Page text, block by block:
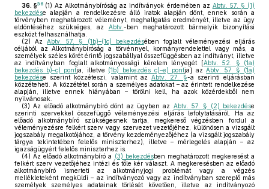
36. §36 (1) Az Alkotmánybíróság az indítványok érdemében az Abtv. 57. § (1)
bekezdése alapján a rendelkezésre álló iratok alapján dönt, ennek során a
törvényben meghatározott véleményt, meghallgatás eredményét, illetve az ügy
eldöntéséhez szükséges, az Abtv. -ben meghatározott bármelyik bizonyítási
eszközt felhasználhatja.
(2) AzAbtv. 57. § (1b)–(1c) bekezdésében foglalt véleményezési eljárás
céljából az Alkotmánybíróság a törvénnyel, kormányrendelettel vagy más, a
személyek széles körét érintő jogszabállyal összefüggésben az indítványt, illetve
az indítványban foglalt alkotmányossági kérelem lényegét [Abtv. 52. § (1a)
bekezdés b)–c) pontja, illetve (1b) bekezdés c)–e) pontja] azAbtv. 57. § (1a)
bekezdése szerint közzéteszi, valamint azAbtv. 27. §-a szerinti eljárásban
közzéteheti. A közzététel során a személyes adatokat – az érintett rendelkezése
alapján, illetve ennek hiányában – törölni kell, ha azok közérdekből nem
nyilvánosak.
(3) Az előadó alkotmánybíró dönt az ügyben az Abtv. 57. § (2) bekezdése
szerinti szervekkel összefüggő véleményezési eljárás lefolytatásáról. Ha az
előadó alkotmánybíró szükségesnek tartja, megkereső végzésben fordul a
véleményezésre felkért szerv vagy szervezet vezetőjéhez, különösen a vizsgált
jogszabály megalkotójához, a törvény kezdeményezőjéhez (a vizsgált jogszabály
tárgya tekintetében felelős miniszterhez), illetve – mérlegelés alapján – az
igazságügyért felelős miniszterhez is.
(4) Az előadó alkotmánybíró a (3) bekezdésben meghatározott megkeresést a
felkért szerv vezetőjéhez intézi és tőle kér választ. A megkeresésben az előadó
alkotmánybíró ismerteti az alkotmányjogi problémát vagy a végzés
mellékleteként megküldi – az indítványozó vagy az indítványban szereplő más
személyek személyes adatainak törlését követően, illetve az indítványozó